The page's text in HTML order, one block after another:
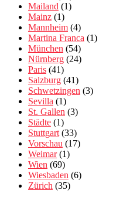
Mailand (1)
Mainz (1)
Mannheim (4)
Martina Franca (1)
München (54)
Nürnberg (24)
Paris (41)
Salzburg (41)
Schwetzingen (3)
Sevilla (1)
St. Gallen (3)
Städte (1)
Stuttgart (33)
Vorschau (17)
Weimar(1)
Wien (69)
Wiesbaden (6)
Zürich (35)